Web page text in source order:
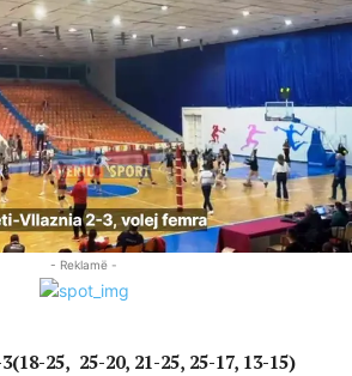
- Reklamë -
25, 25-20, 21-25, 25-17, 13-15)